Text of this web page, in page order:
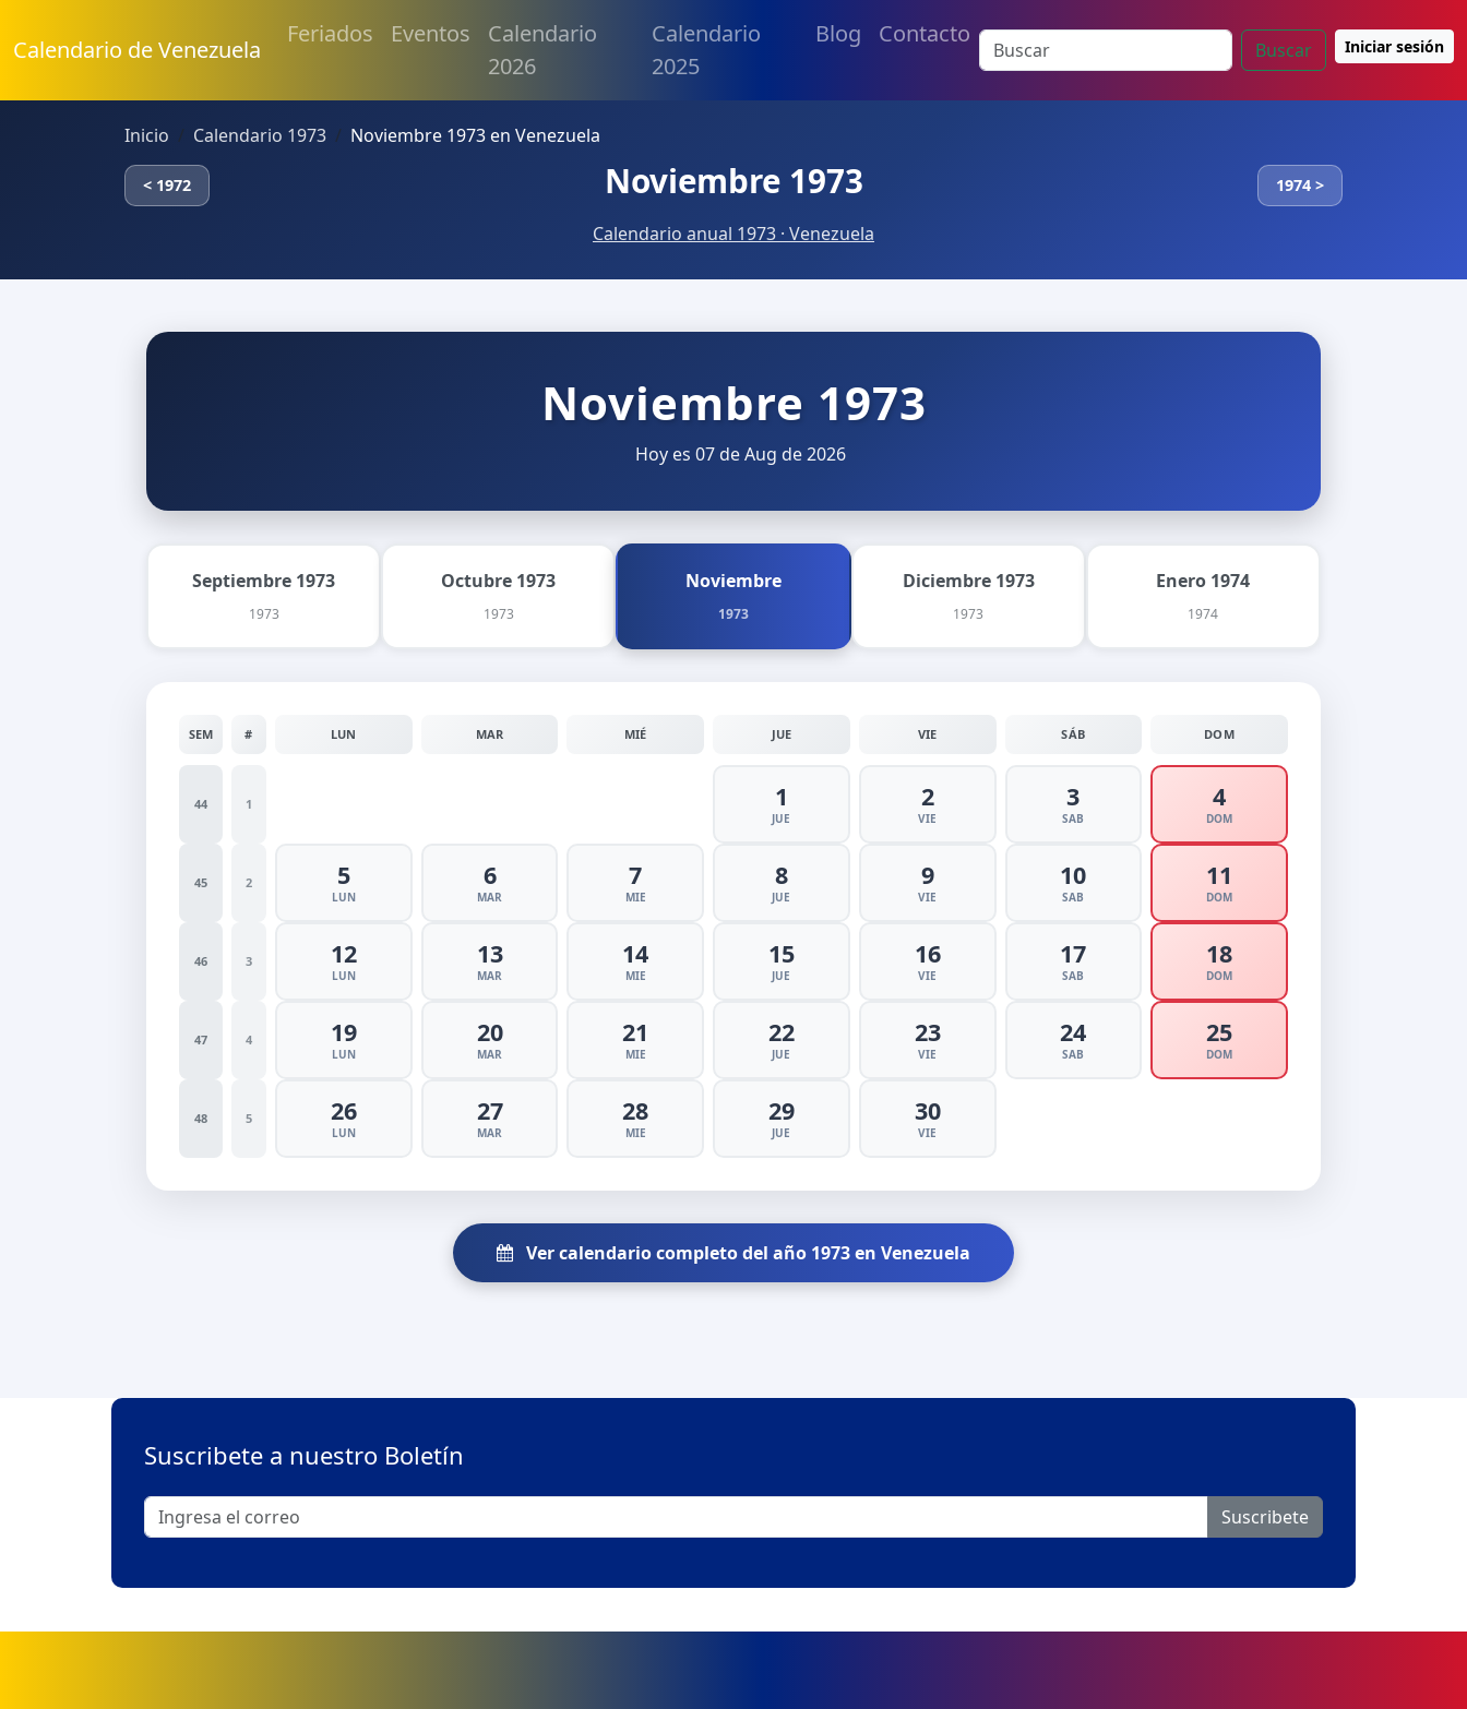
Calendario de Venezuela
Feriados Eventos
Calendario
2026
Calendario
2025
Blog Contacto
Buscar Iniciar sesión
Inicio Calendario 1973 Noviembre 1973 en Venezuela
< 1972 Noviembre 1973 1974 >
Calendario anual 1973 · Venezuela
Noviembre 1973
Hoy es 07 de Aug de 2026
Septiembre 1973
1973
Octubre 1973
1973
Noviembre
1973
Diciembre 1973
1973
Enero 1974
1974
SEM # LUN MAR MIÉ JUE VIE SÁB DOM
44 1 1
JUE
2
VIE
3
SAB
4
DOM
45 2 5
LUN
6
MAR
7
MIE
8
JUE
9
VIE
10
SAB
11
DOM
46 3 12
LUN
13
MAR
14
MIE
15
JUE
16
VIE
17
SAB
18
DOM
47 4 19
LUN
20
MAR
21
MIE
22
JUE
23
VIE
24
SAB
25
DOM
48 5 26
LUN
27
MAR
28
MIE
29
JUE
30
VIE
Ver calendario completo del año 1973 en Venezuela
Suscribete a nuestro Boletín
Suscribete